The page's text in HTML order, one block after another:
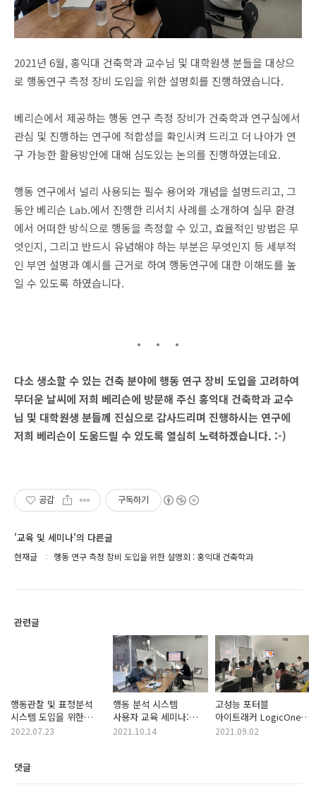
2021년 6월, 홍익대 건축학과 교수님 및 대학원생 분들을 대상으
로 행동연구 측정 장비 도입을 위한 설명회를 진행하였습니다.
베리슨에서 제공하는 행동 연구 측정 장비가 건축학과 연구실에서
관심 및 진행하는 연구에 적합성을 확인시켜 드리고 더 나아가 연
구 가능한 활용방안에 대해 심도있는 논의를 진행하였는데요.
행동 연구에서 널리 사용되는 필수 용어와 개념을 설명드리고, 그
동안 베리슨 Lab.에서 진행한 리서치 사례를 소개하여 실무 환경
에서 어떠한 방식으로 행동을 측정할 수 있고, 효율적인 방법은 무
엇인지, 그리고 반드시 유념해야 하는 부분은 무엇인지 등 세부적
인 부연 설명과 예시를 근거로 하여 행동연구에 대한 이해도를 높
일 수 있도록 하였습니다.
다소 생소할 수 있는 건축 분야에 행동 연구 장비 도입을 고려하여
무더운 날씨에 저희 베리슨에 방문해 주신 홍익대 건축학과 교수
님 및 대학원생 분들께 진심으로 감사드리며 진행하시는 연구에
저희 베리슨이 도움드릴 수 있도록 열심히 노력하겠습니다. :-)
공감 구독하기
'교육 및 세미나'의 다른글
현재글 행동 연구 측정 장비 도입을 위한 설명회 : 홍익대 건축학과
관련글
행동관찰 및 표정분석
시스템 도입을 위한
미팅 진행 : 경북대
2022.07.23
행동 분석 시스템
사용자 교육 세미나:
부산테크노파크
2021.10.14
고성능 포터블
아이트래커 LogicOne
사용자 교육 진행 : 차
2021.09.02
댓글